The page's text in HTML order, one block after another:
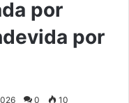
por
por
0 10